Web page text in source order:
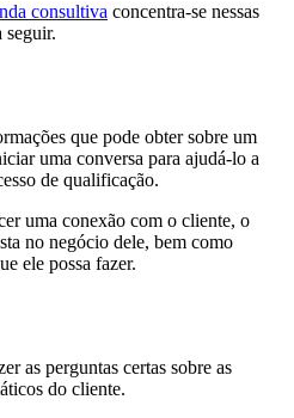
consultiva concentra-se nessas
seguir.
que pode obter sobre um
uma conversa para ajudá-lo a
de qualificação.
uma conexão com o cliente, o
no negócio dele, bem como
ele possa fazer.
as perguntas certas sobre as
do cliente.